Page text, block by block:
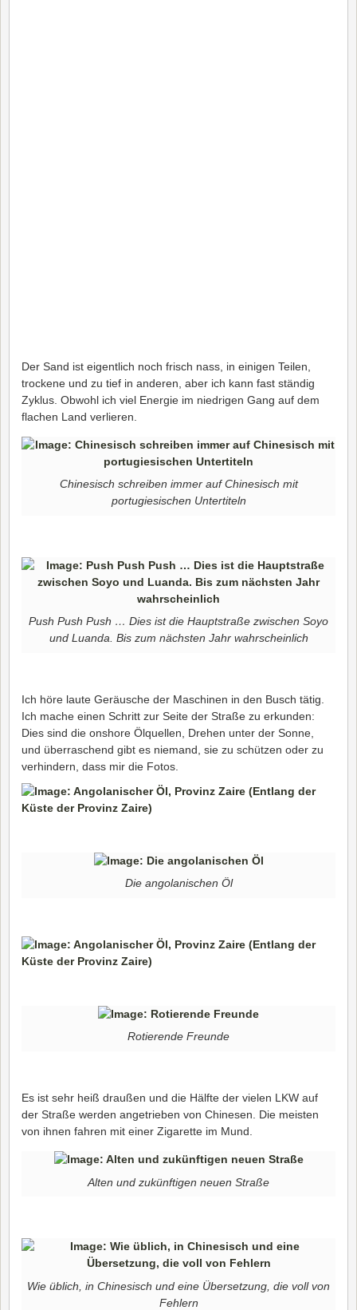
Der Sand ist eigentlich noch frisch nass, in einigen Teilen,
trockene und zu tief in anderen, aber ich kann fast ständig
Zyklus. Obwohl ich viel Energie im niedrigen Gang auf dem
flachen Land verlieren.
Chinesisch schreiben immer auf Chinesisch mit
portugiesischen Untertiteln
Push Push Push … Dies ist die Hauptstraße zwischen Soyo
und Luanda. Bis zum nächsten Jahr wahrscheinlich
Ich höre laute Geräusche der Maschinen in den Busch tätig.
Ich mache einen Schritt zur Seite der Straße zu erkunden:
Dies sind die onshore Ölquellen, Drehen unter der Sonne,
und überraschend gibt es niemand, sie zu schützen oder zu
verhindern, dass mir die Fotos.
Die angolanischen Öl
Rotierende Freunde
Es ist sehr heiß draußen und die Hälfte der vielen LKW auf
der Straße werden angetrieben von Chinesen. Die meisten
von ihnen fahren mit einer Zigarette im Mund.
Alten und zukünftigen neuen Straße
Wie üblich, in Chinesisch und eine Übersetzung, die voll von
Fehlern